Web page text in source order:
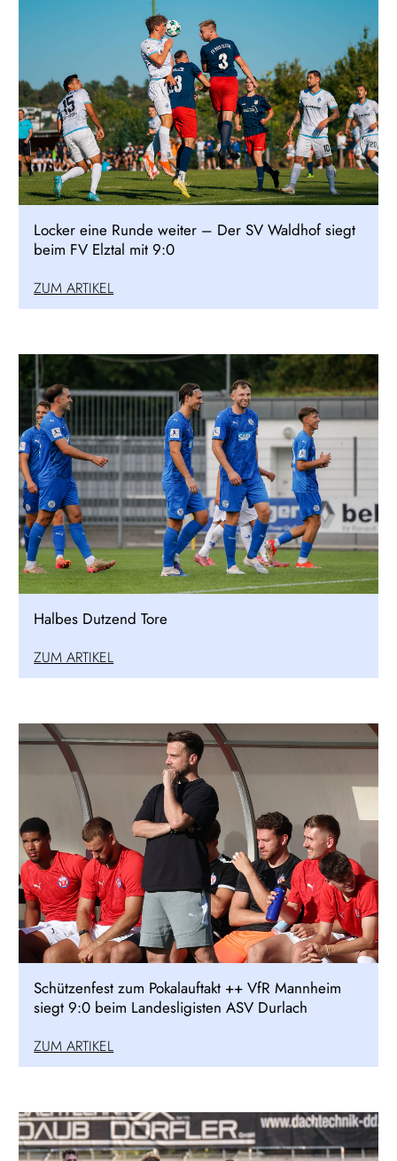
Locker eine Runde weiter – Der SV Waldhof siegt
beim FV Elztal mit 9:0
ZUM ARTIKEL
Halbes Dutzend Tore
ZUM ARTIKEL
Schützenfest zum Pokalauftakt ++ VfR Mannheim
siegt 9:0 beim Landesligisten ASV Durlach
ZUM ARTIKEL